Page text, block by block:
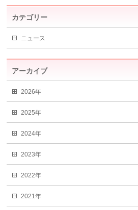
カテゴリー
ニュース
アーカイブ
2026年
2025年
2024年
2023年
2022年
2021年